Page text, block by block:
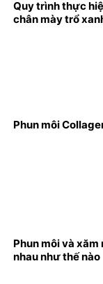
Quy trình thực
chân mày trổ
Phun môi
Phun môi và xăm
nhau như thế nào